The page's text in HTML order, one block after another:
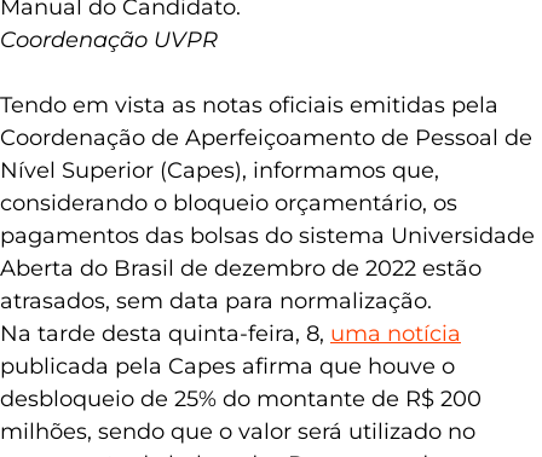
Confira aqui o edital de retificação e
Manual do Candidato.
Tendo em vista as notas oficiais emitidas pela
Coordenação de Aperfeiçoamento de Pessoal de
Nível Superior (Capes), informamos que,
considerando o bloqueio orçamentário, os
pagamentos das bolsas do sistema Universidade
Aberta do Brasil de dezembro de 2022 estão
atrasados, sem data para normalização.
Na tarde desta quinta-feira, 8,uma notícia
publicada pela Capes afirma que houve o
desbloqueio de 25% do montante de R$ 200